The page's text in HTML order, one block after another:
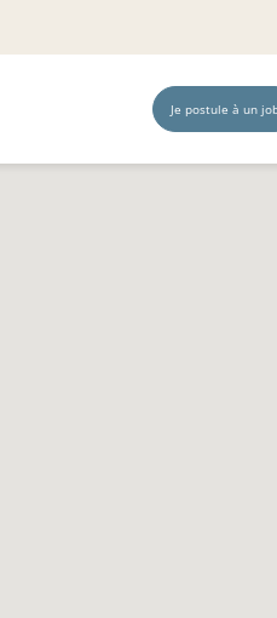
Je postule à un